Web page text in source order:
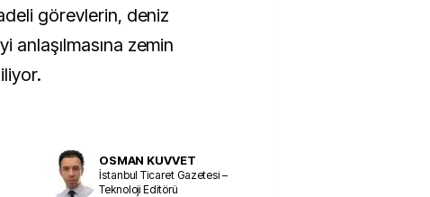
görevlerin, deniz
anlaşılmasına zemin
OSMAN KUVVET
İstanbul Ticaret Gazetesi –
Teknoloji Editörü